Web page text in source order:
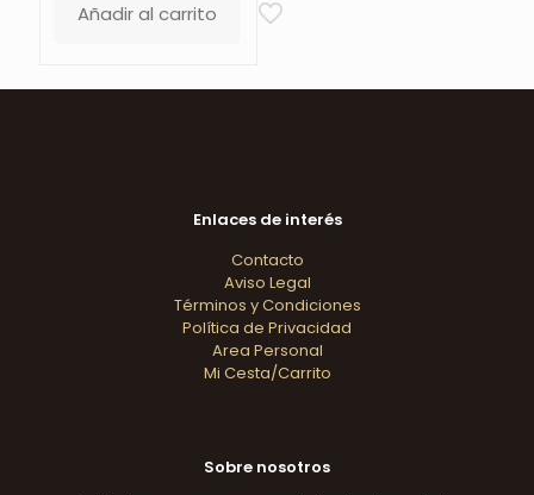
Añadir al carrito
Enlaces de interés
Contacto
Aviso Legal
Términos y Condiciones
Política de Privacidad
Area Personal
Mi Cesta/Carrito
Sobre nosotros